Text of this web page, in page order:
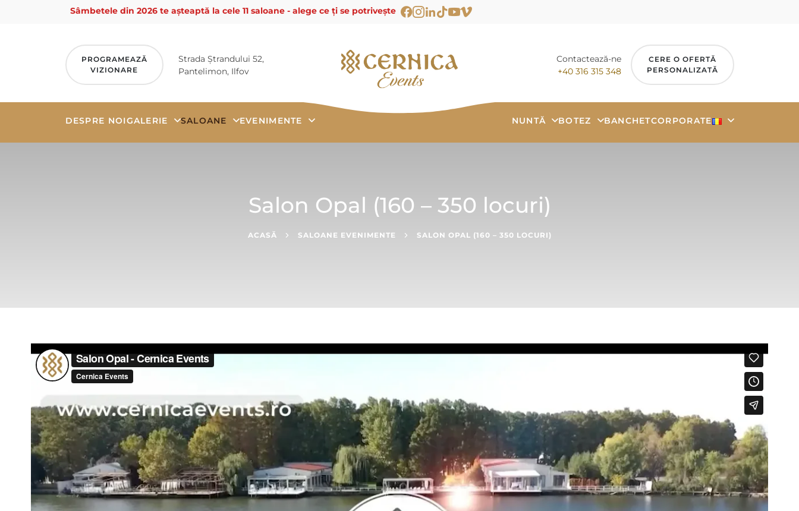
Sâmbetele din 2026 te așteaptă la cele 11 saloane - alege ce ți se potrivește
PROGRAMEAZĂ
VIZIONARE
Strada Ștrandului 52,
Pantelimon, Ilfov
Contactează-ne
+40 316 315 348
CERE O OFERTĂ
PERSONALIZATĂ
DESPRE NOIGALERIE SALOANE EVENIMENTE NUNTĂ BOTEZ BANCHETCORPORATE
Salon Opal (160 – 350 locuri)
ACASĂ SALOANE EVENIMENTE SALON OPAL (160 – 350 LOCURI)